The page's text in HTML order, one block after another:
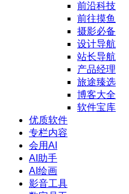
前沿科技
前往摸鱼
摄影必备
设计导航
站长导航
产品经理
旅途臻选
博客大全
软件宝库
优质软件
专栏内容
会用AI
AI助手
AI绘画
影音工具